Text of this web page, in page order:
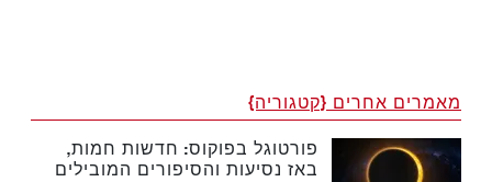
מאמרים אחרים {קטגוריה}
פורטוגל בפוקוס: חדשות חמות,
באז נסיעות והסיפורים המובילים